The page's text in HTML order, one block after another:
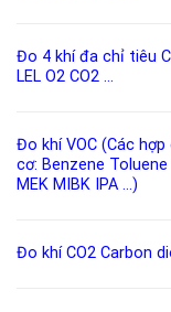
Đo 4 khí đa chỉ tiêu
LEL O2 CO2 …
Đo khí VOC (Các
cơ: Benzene Toluene
MEK MIBK IPA …)
Đo khí CO2 Carbon